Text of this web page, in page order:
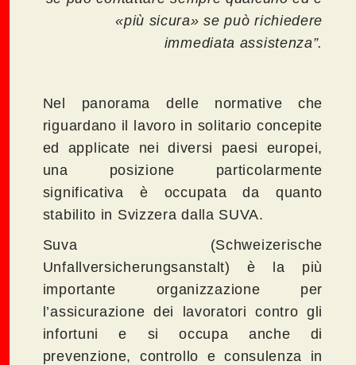
«più sicura» se può richiedere
immediata assistenza”.
Nel panorama delle normative che
riguardano il lavoro in solitario concepite
ed applicate nei diversi paesi europei,
una posizione particolarmente
significativa è occupata da quanto
stabilito in Svizzera dalla SUVA.
Suva (Schweizerische
Unfallversicherungsanstalt) è la più
importante organizzazione per
l’assicurazione dei lavoratori contro gli
infortuni e si occupa anche di
prevenzione, controllo e consulenza in